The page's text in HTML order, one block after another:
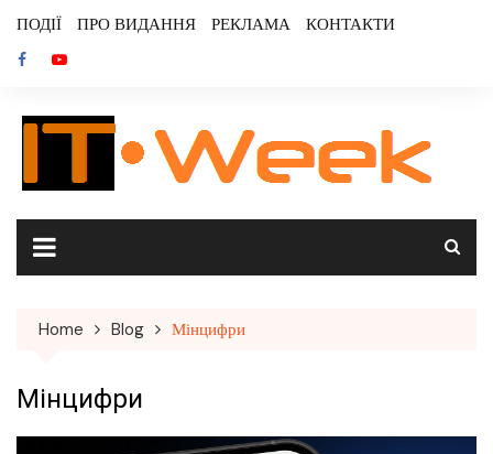
content
ПОДІЇ ПРО ВИДАННЯ РЕКЛАМА КОНТАКТИ
Home Blog Мінцифри
Мінцифри